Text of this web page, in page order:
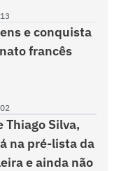
e conquista
francês
Thiago Silva,
na pré-lista da
e ainda não